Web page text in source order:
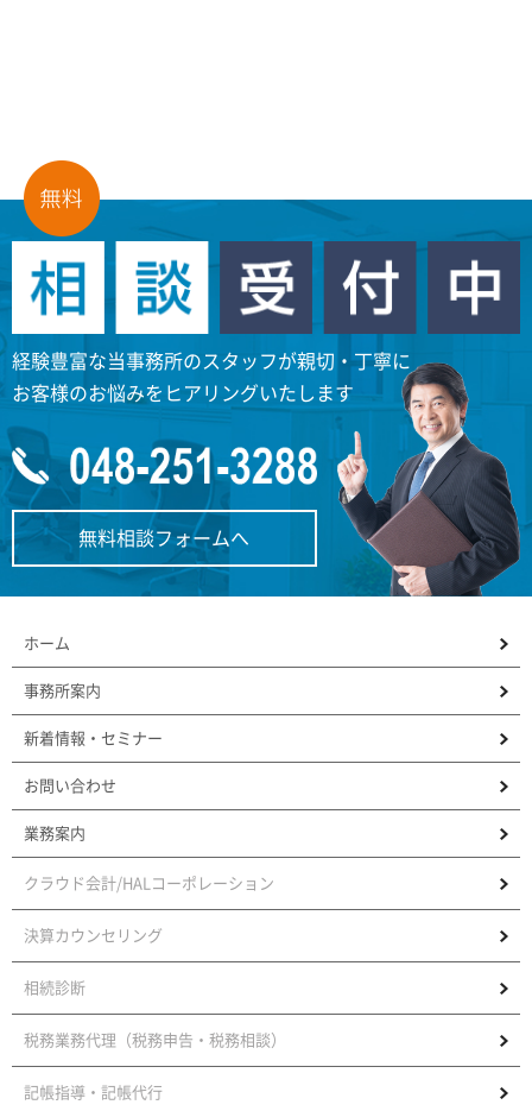
経験豊富な当事務所のスタッフが親切・丁寧に
お客様のお悩みをヒアリングいたします
無料相談フォームへ
ホーム
事務所案内
新着情報・セミナー
お問い合わせ
業務案内
クラウド会計/HALコーポレーション
決算カウンセリング
相続診断
税務業務代理（税務申告・税務相談）
記帳指導・記帳代行